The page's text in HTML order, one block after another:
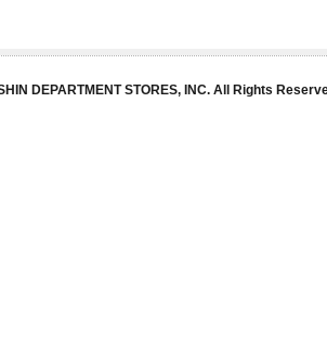
DEPARTMENT STORES, INC. All Rights